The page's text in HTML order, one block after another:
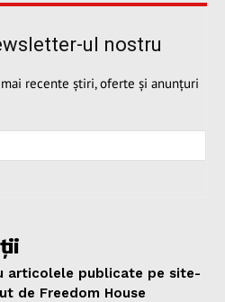
ul nostru
recente știri, oferte și anunțuri
articolele publicate pe site-
de Freedom House